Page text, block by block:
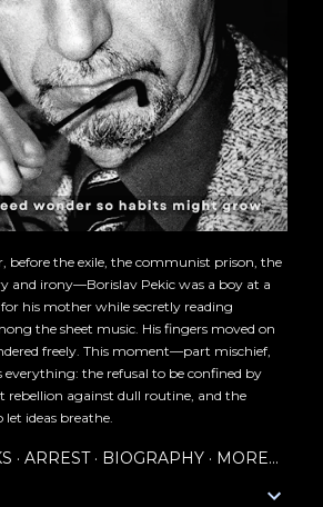
before the exile, the communist prison, the
and irony—Borislav Pekic was a boy at a
his mother while secretly reading
the sheet music. His fingers moved on
freely. This moment—part mischief,
the refusal to be confined by
rebellion against dull routine, and the
ideas breathe.
ARREST BIOGRAPHY MORE…